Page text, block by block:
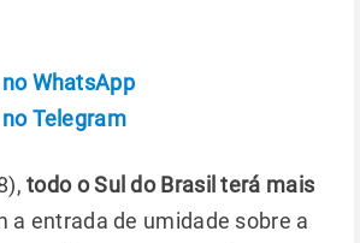
WhatsApp
Telegram
todo o Sul do Brasil terá mais
a entrada de umidade sobre a